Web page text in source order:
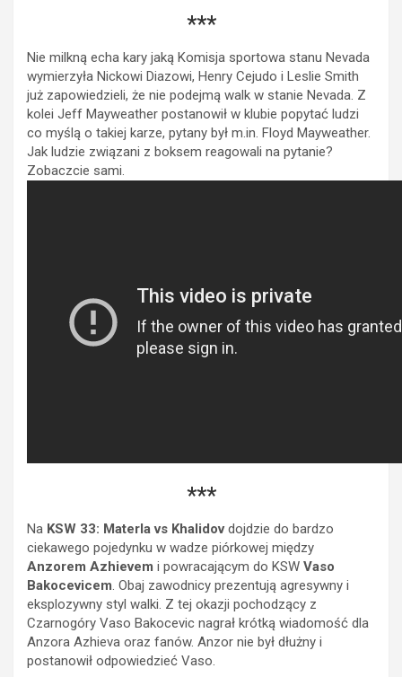
***
Nie milkną echa kary jaką Komisja sportowa stanu Nevada
wymierzyła Nickowi Diazowi, Henry Cejudo i Leslie Smith
już zapowiedzieli, że nie podejmą walk w stanie Nevada. Z
kolei Jeff Mayweather postanowił w klubie popytać ludzi
co myślą o takiej karze, pytany był m.in. Floyd Mayweather.
Jak ludzie związani z boksem reagowali na pytanie?
Zobaczcie sami.
***
Na KSW 33: Materla vs Khalidovdojdzie do bardzo
ciekawego pojedynku w wadze piórkowej między
Anzorem Azhievem i powracającym do KSW Vaso
Bakocevicem. Obaj zawodnicy prezentują agresywny i
eksplozywny styl walki. Z tej okazji pochodzący z
Czarnogóry Vaso Bakocevic nagrał krótką wiadomość dla
Anzora Azhieva oraz fanów. Anzor nie był dłużny i
postanowił odpowiedzieć Vaso.